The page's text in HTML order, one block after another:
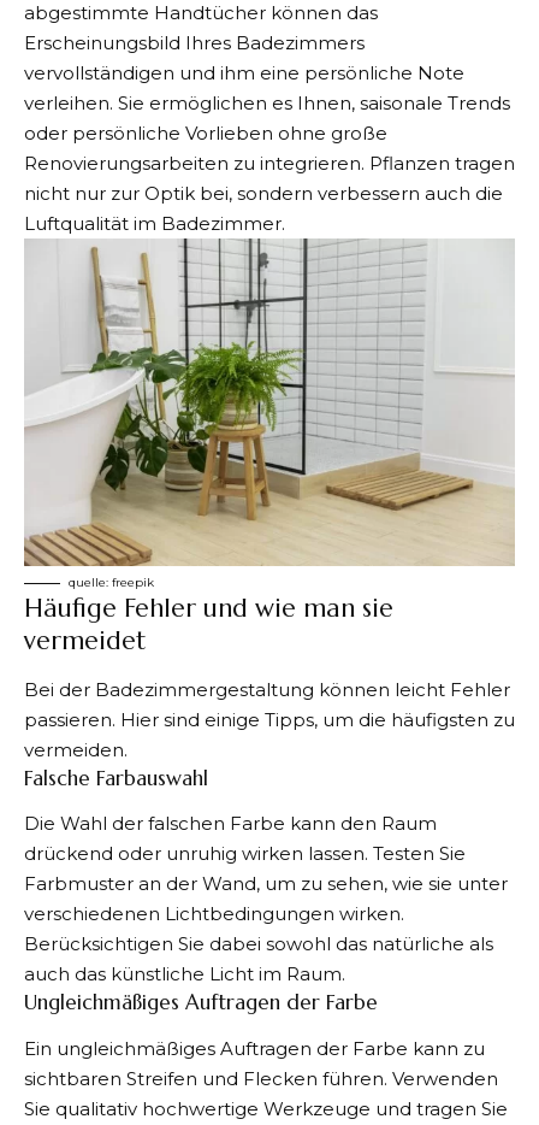
abgestimmte Handtücher können das
Erscheinungsbild Ihres Badezimmers
vervollständigen und ihm eine persönliche Note
verleihen. Sie ermöglichen es Ihnen, saisonale Trends
oder persönliche Vorlieben ohne große
Renovierungsarbeiten zu integrieren. Pflanzen tragen
nicht nur zur Optik bei, sondern verbessern auch die
Luftqualität im Badezimmer.
quelle: freepik
Häufige Fehler und wie man sie
vermeidet
Bei der Badezimmergestaltung können leicht Fehler
passieren. Hier sind einige Tipps, um die häufigsten zu
vermeiden.
Falsche Farbauswahl
Die Wahl der falschen Farbe kann den Raum
drückend oder unruhig wirken lassen. Testen Sie
Farbmuster an der Wand, um zu sehen, wie sie unter
verschiedenen Lichtbedingungen wirken.
Berücksichtigen Sie dabei sowohl das natürliche als
auch das künstliche Licht im Raum.
Ungleichmäßiges Auftragen der Farbe
Ein ungleichmäßiges Auftragen der Farbe kann zu
sichtbaren Streifen und Flecken führen. Verwenden
Sie qualitativ hochwertige Werkzeuge und tragen Sie